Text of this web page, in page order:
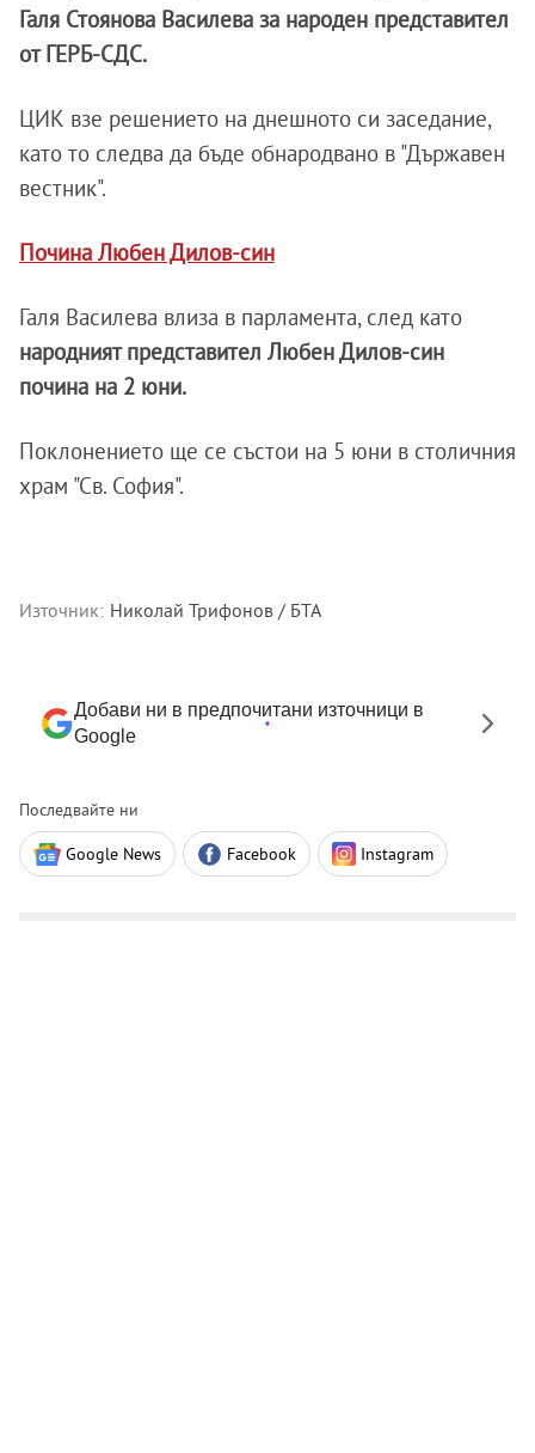
Галя Стоянова Василева за народен представител
от ГЕРБ-СДС.
ЦИК взе решението на днешното си заседание,
като то следва да бъде обнародвано в "Държавен
вестник".
Почина Любен Дилов-син
Галя Василева влиза в парламента, след като
народният представител Любен Дилов-син
почина на 2 юни.
Поклонението ще се състои на 5 юни в столичния
храм "Св. София".
Източник: Николай Трифонов / БТА
Добави ни в предпочитани източници в
Google
Последвайте ни
Google News Facebook Instagram